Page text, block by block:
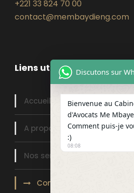
+221 33 824 70 00
contact@membaydieng.com
Liens utiles
Accueil
A propos
Nos services
Contact
Discutons sur
Bienvenue au
d'Avocats Me
Comment puis-je
:)
08:08